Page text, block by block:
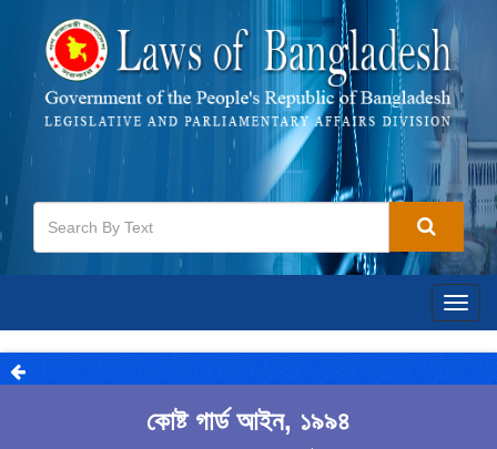
কোষ্ট গার্ড আইন, ১৯৯৪